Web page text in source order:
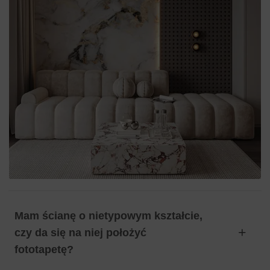
Mam ścianę o nietypowym kształcie,
czy da się na niej położyć
fototapetę?